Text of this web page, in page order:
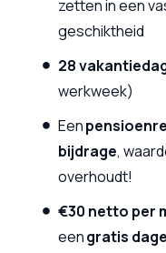
zetten in een
geschiktheid
28
werkweek)
Een
bijdrage,
overhoudt!
€30 netto per
eengratis